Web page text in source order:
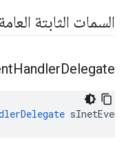
السمات الثابتة العامة
HandlerDelegate